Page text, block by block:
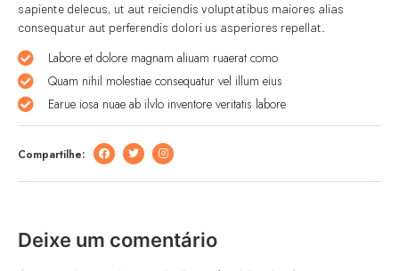
sapiente delecus, ut aut reiciendis voluptatibus maiores alias
consequatur aut perferendis dolori us asperiores repellat.
Labore et dolore magnam aliuam ruaerat como
Quam nihil molestiae consequatur vel illum eius
Earue iosa nuae ab ilvlo inventore veritatis labore
Compartilhe:
Deixe um comentário